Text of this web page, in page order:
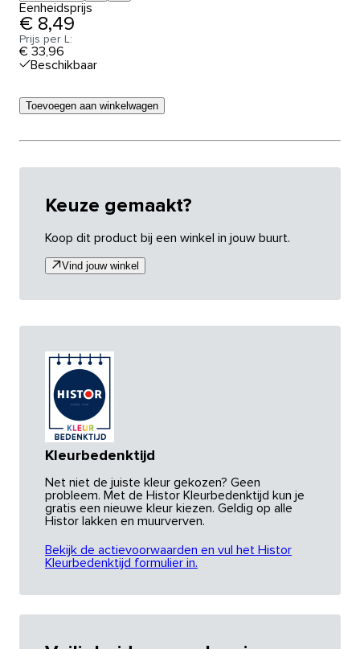
Eenheidsprijs
€ 8,49
Prijs per L:
€ 33,96
Beschikbaar
Toevoegen aan winkelwagen
Keuze gemaakt?
Koop dit product bij een winkel in jouw buurt.
Vind jouw winkel
Kleurbedenktijd
Net niet de juiste kleur gekozen? Geen
probleem. Met de Histor Kleurbedenktijd kun je
gratis een nieuwe kleur kiezen. Geldig op alle
Histor lakken en muurverven.
Bekijk de actievoorwaarden en vul het Histor
Kleurbedenktijd formulier in.